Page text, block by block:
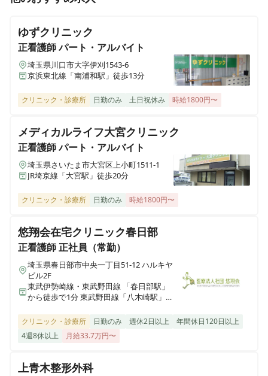
【非常勤】週2～◎定時17:45◎残業ほぼなし◎副業◎戸
科クリニック
准看護師 パート・アルバイト
【非常勤】週2～◎定時17:45◎残業ほぼなし◎副業◎戸
田公園駅近くの婦人科・産婦人科・漢方内科・美容皮膚
正看護師 正社員（常勤）
【戸田市｜戸田公園駅】毎月インセンティブ◎定時
17:45◎残業ほぼなし◎婦人科・産婦人科・漢方内科・
美容皮膚科クリニック
ゆずクリニック
正看護師パート・アルバイト
埼玉県川口市大字伊刈1543-6
京浜東北線「南浦和駅」徒歩13分
クリニック・診療所 日勤のみ 土日祝休み 時給1800円〜
メディカルライフ大宮クリニック
正看護師パート・アルバイト
埼玉県さいたま市大宮区上小町1511-1
JR埼京線「大宮駅」徒歩20分
クリニック・診療所 日勤のみ 時給1800円〜
悠翔会在宅クリニック春日部
正看護師正社員（常勤）
埼玉県春日部市中央一丁目51-12 ハルキヤ
ビル2F
東武伊勢崎線・東武野田線 「春日部駅」
から徒歩で1分 東武野田線「八木崎駅」か
クリニック・診療所 日勤のみ 週休2日以上
年間休日120日以上
4週8休以上
月給33.7万円〜
上青木整形外科